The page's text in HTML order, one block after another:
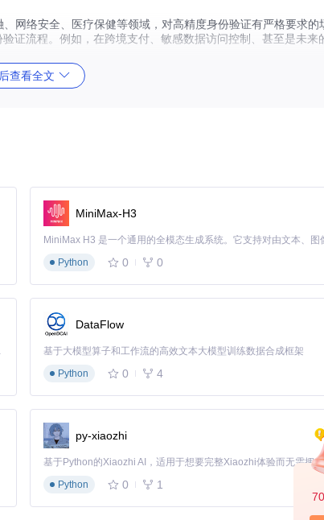
网络安全、医疗保健等领域，对高精度身份验证有严格要求的
证流程。例如，在跨境支付、敏感数据访问控制、甚至是未来
多种项目与公司需求。
加安全、便捷的未来身份认证方式之中。对于那些追求创新、
己力量的项目。
技术和关心隐私保护的人来开启新的可能。开启你的贡献之旅
查看全文
MiniMax-H3
Python
0 0
上下文窗口。
DataFlow
基于大模型算子和工作流的高效文本大模型训练数据合成框架
Python
0 4
py-xiaozhi
Python
0 1